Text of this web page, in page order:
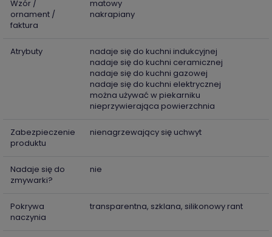
Wzór /
ornament /
faktura
matowy
nakrapiany
Atrybuty
nadaje się do kuchni indukcyjnej
nadaje się do kuchni ceramicznej
nadaje się do kuchni gazowej
nadaje się do kuchni elektrycznej
można używać w piekarniku
nieprzywierająca powierzchnia
Zabezpieczenie
produktu
nienagrzewający się uchwyt
Nadaje się do
zmywarki?
nie
Pokrywa
naczynia
transparentna, szklana, silikonowy rant